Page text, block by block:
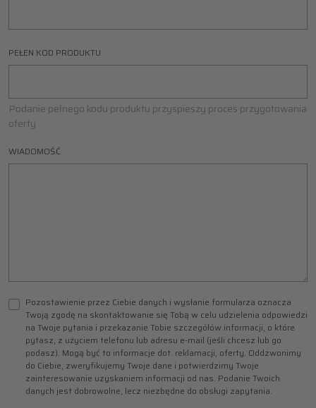
PEŁEN KOD PRODUKTU
Podanie pełnego kodu produktu przyspieszy proces przygotowania
oferty
WIADOMOŚĆ
Pozostawienie przez Ciebie danych i wysłanie formularza oznacza
Twoją zgodę na skontaktowanie się Tobą w celu udzielenia odpowiedzi
na Twoje pytania i przekazanie Tobie szczegółów informacji, o które
pytasz, z użyciem telefonu lub adresu e-mail (jeśli chcesz lub go
podasz). Mogą być to informacje dot. reklamacji, oferty. Oddzwonimy
do Ciebie, zweryfikujemy Twoje dane i potwierdzimy Twoje
zainteresowanie uzyskaniem informacji od nas. Podanie Twoich
danych jest dobrowolne, lecz niezbędne do obsługi zapytania.